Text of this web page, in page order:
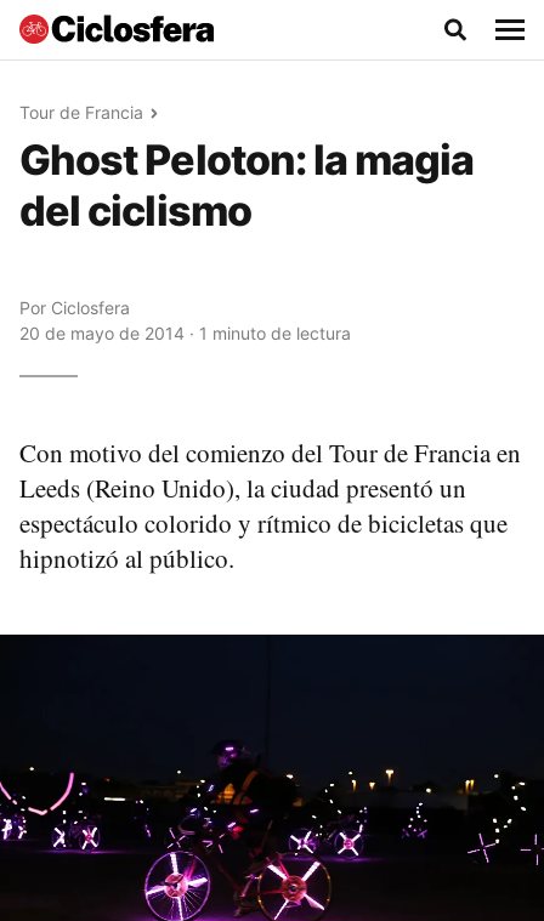
Tour de Francia
Ghost Peloton: la magia
del ciclismo
Por Ciclosfera
20 de mayo de 2014 · 1 minuto de lectura
Con motivo del comienzo del Tour de Francia en
Leeds (Reino Unido), la ciudad presentó un
espectáculo colorido y rítmico de bicicletas que
hipnotizó al público.